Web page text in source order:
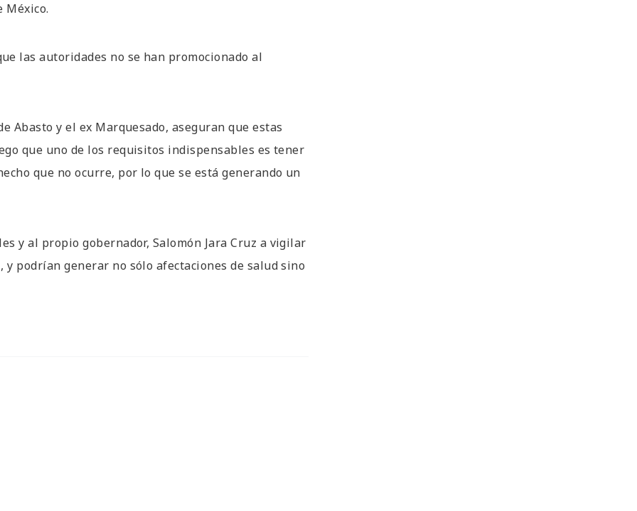
México.
las autoridades no se han promocionado al
Abasto y el ex Marquesado, aseguran que estas
que uno de los requisitos indispensables es tener
que no ocurre, por lo que se está generando un
y al propio gobernador, Salomón Jara Cruz a vigilar
podrían generar no sólo afectaciones de salud sino